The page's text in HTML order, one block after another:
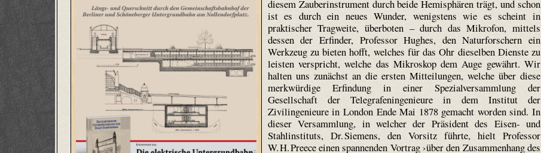
diesem Zauberinstrument durch beide Hemisphären trägt, und schon
ist es durch ein neues Wunder, wenigstens wie es scheint in
praktischer Tragweite, überboten – durch das Mikrofon, mittels
dessen der Erfinder, Professor Hughes, den Naturforschern ein
Werkzeug zu bieten hofft, welches für das Ohr dieselben Dienste zu
leisten verspricht, welche das Mikroskop dem Auge gewährt. Wir
halten uns zunächst an die ersten Mitteilungen, welche über diese
merkwürdige Erfindung in einer Spezialversammlung der
Gesellschaft der Tele­grafen­ingenieure in dem Institut der
Zivilingenieure in London Ende Mai 1878 gemacht worden sind. In
dieser Versammlung, in welcher der Präsident des Eisen- und
Stahlinstituts, Dr. Siemens, den Vorsitz führte, hielt Professor
W. H. Preece einen spannenden Vortrag ›über den Zusammenhang des